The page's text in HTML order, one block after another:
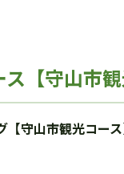
【守山市観
守山市観光コース